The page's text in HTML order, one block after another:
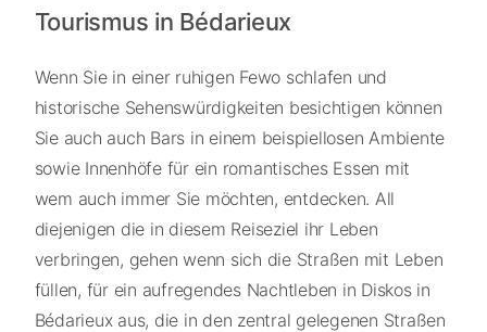
Tourismus in Bédarieux
Wenn Sie in einer ruhigen Fewo schlafen und
historische Sehenswürdigkeiten besichtigen können
Sie auch auch Bars in einem beispiellosen Ambiente
sowie Innenhöfe für ein romantisches Essen mit
wem auch immer Sie möchten, entdecken. All
diejenigen die in diesem Reiseziel ihr Leben
verbringen, gehen wenn sich die Straßen mit Leben
füllen, für ein aufregendes Nachtleben in Diskos in
Bédarieux aus, die in den zentral gelegenen Straßen